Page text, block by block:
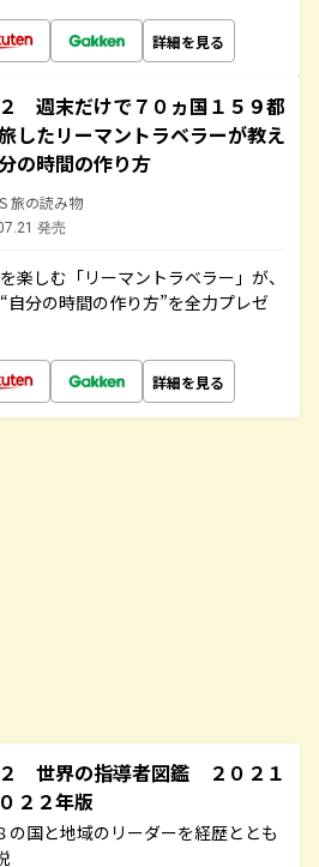
詳細を見る
週末だけで７０ヵ国１５９都
したリーマントラベラーが教え
の時間の作り方
旅の読み物
発売
楽しむ「リーマントラベラー」が、
自分の時間の作り方”を全力プレゼ
詳細を見る
世界の指導者図鑑 ２０２１
２２年版
の国と地域のリーダーを経歴ととも